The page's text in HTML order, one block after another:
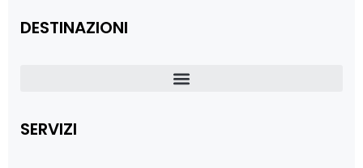
DESTINAZIONI
SERVIZI